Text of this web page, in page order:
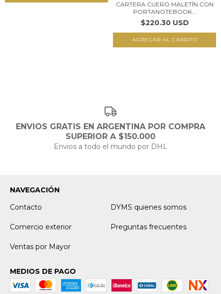
CARTERA CUERO MALETÍN CON
PORTANOTEBOOK...
$220.30 USD
AGREGAR AL CARRITO
ENVIOS GRATIS EN ARGENTINA POR COMPRA
SUPERIOR A $150.000
Envios a todo el mundo por DHL
NAVEGACIÓN
Contacto
DYMS quienes somos
Comercio exterior Preguntas frecuentes
Ventas por Mayor
MEDIOS DE PAGO